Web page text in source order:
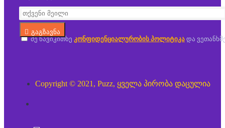
გაგზავნა
მე წავიკითხე კონფიდენციალურობის პოლიტიკა და
Copyright © 2021, Puzz, ყველა პირობა დაცულია